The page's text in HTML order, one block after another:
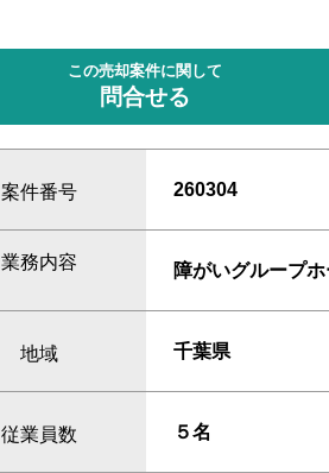
この売却案件に関して
問合せる
案件番号 260304
業務内容 障がいグループホ
地域 千葉県
従業員数 ５名